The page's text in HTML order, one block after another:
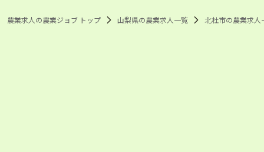
農業求人の農業ジョブ トップ 山梨県の農業求人一覧 北杜市の農業求人